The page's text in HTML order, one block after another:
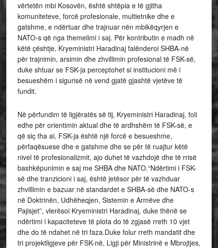
vërtetën mbi Kosovën, është shtëpia e të gjitha
komuniteteve, forcë profesionale, multietnike dhe e
gatshme, e ndërtuar dhe trajnuar nën mbikëqyrjen e
NATO-s që nga themelimi i saj. Për kontributin e madh në
këtë çështje, Kryeministri Haradinaj falënderoi SHBA-në
për trajnimin, arsimin dhe zhvillimin profesional të FSK-së,
duke shtuar se FSK-ja perceptohet si institucioni më i
besueshëm i sigurisë në vend gjatë gjashtë vjetëve të
fundit.
Në përfundim të ligjëratës së tij, Kryeministri Haradinaj, foli
edhe për orientimin aktual dhe të ardhshëm të FSK-së, e
që siç tha ai, FSK-ja është një forcë e besueshme,
përfaqësuese dhe e gatshme dhe se për të ruajtur këtë
nivel të profesionalizmit, ajo duhet të vazhdojë dhe të rrisë
bashkëpunimin e saj me SHBA dhe NATO.“Ndërtimi i FSK-
së dhe tranzicioni i saj, është jetësor për të vazhduar
zhvillimin e bazuar në standardet e SHBA-së dhe NATO-s
në Doktrinën, Udhëheqjen, Sistemin e Armëve dhe
Pajisjet”, vlerësoi Kryeministri Haradinaj, duke thënë se
ndërtimi i kapaciteteve të plota do të zgjasë rreth 10 vjet
dhe do të ndahet në tri faza.Duke folur rreth mandatit dhe
tri projektligjeve për FSK-në, Ligji për Ministrinë e Mbrojtjes,